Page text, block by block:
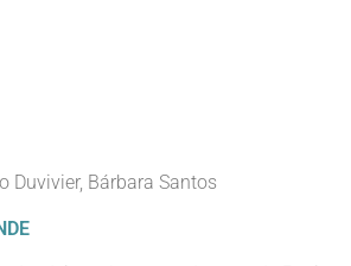
Duvivier, Bárbara Santos